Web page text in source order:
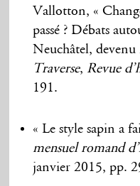
Vallotton, «
passé ? Débats
Neuchâtel,
Traverse, Revue
191.
« Le style sapin a
mensuel romand
janvier 2015, pp.